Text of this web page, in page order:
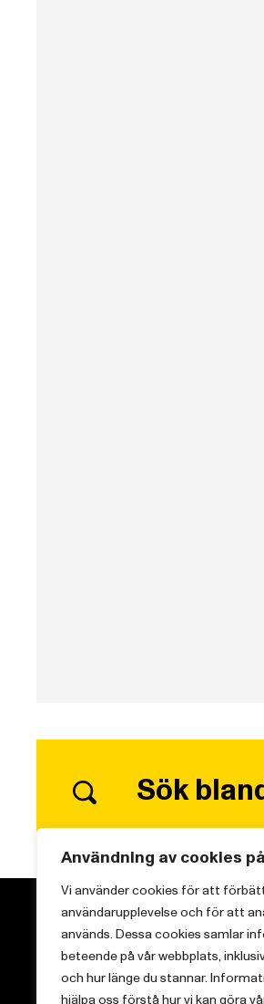
Användning av cookies
Vi använder cookies för att
användarupplevelse och för att
används. Dessa cookies samlar
beteende på vår webbplats,
och hur länge du stannar.
hjälpa oss förstå hur vi kan göra
Sök
Vi brinner för starka